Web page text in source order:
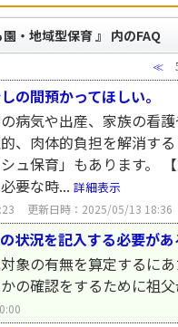
・地域型保育 』 内のFAQ
≪
の間預かってほしい。
病気や出産、家族の看
、肉体的負担を解消す
ュ保育」もあります。
要な時... 詳細表示
更新日時：2025/05/13 18:36
状況を記入する必要が
象の有無を算定するに
の確認をするために祖